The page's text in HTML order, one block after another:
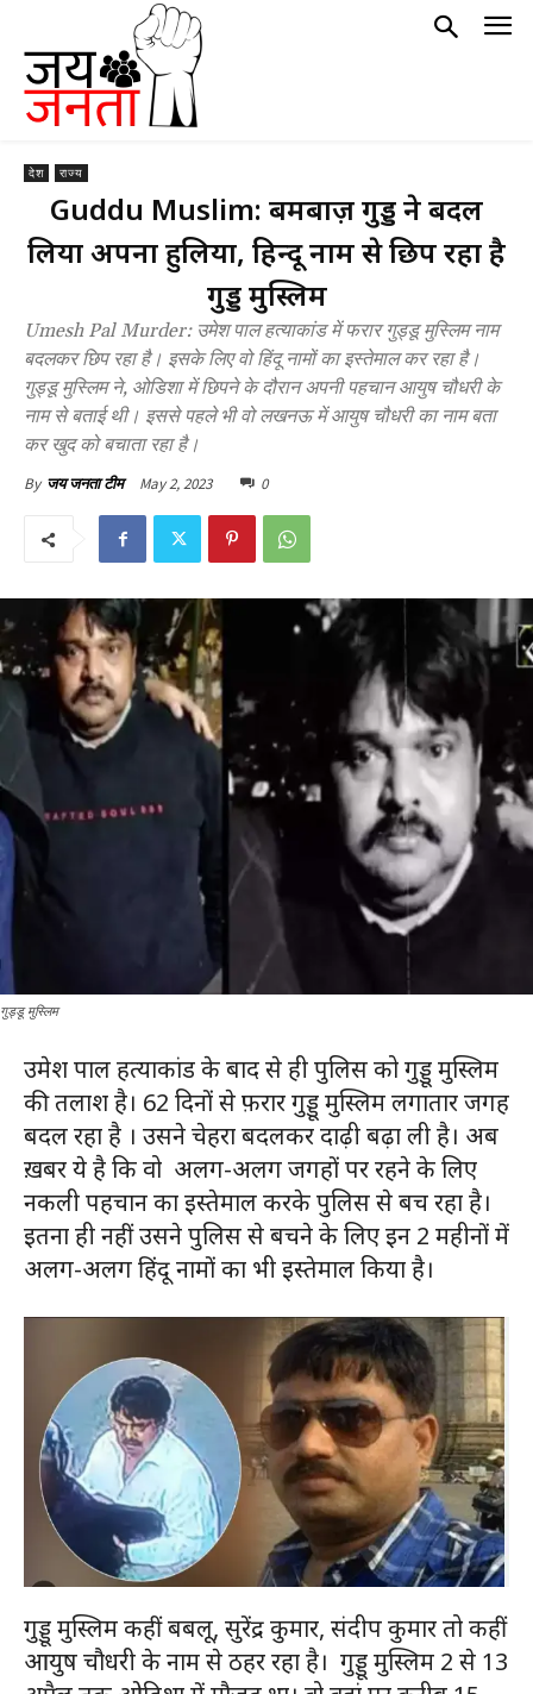
देश राज्य
Guddu Muslim: बमबाज़ गुड्डू ने बदल
लिया अपना हुलिया, हिन्दू नाम से छिप रहा है
गुड्डू मुस्लिम
Umesh Pal Murder: उमेश पाल हत्याकांड में फरार गुड्डू मुस्लिम नाम
बदलकर छिप रहा है। इसके लिए वो हिंदू नामों का इस्तेमाल कर रहा है।
गुड्डू मुस्लिम ने, ओडिशा में छिपने के दौरान अपनी पहचान आयुष चौधरी के
नाम से बताई थी। इससे पहले भी वो लखनऊ में आयुष चौधरी का नाम बता
कर खुद को बचाता रहा है।
By जय जनता टीम May 2, 2023 0
गुड्डू मुस्लिम
उमेश पाल हत्याकांड के बाद से ही पुलिस को गुड्डू मुस्लिम
की तलाश है। 62 दिनों से फ़रार गुड्डू मुस्लिम लगातार जगह
बदल रहा है । उसने चेहरा बदलकर दाढ़ी बढ़ा ली है। अब
ख़बर ये है कि वो अलग-अलग जगहों पर रहने के लिए
नकली पहचान का इस्तेमाल करके पुलिस से बच रहा है।
इतना ही नहीं उसने पुलिस से बचने के लिए इन 2 महीनों में
अलग-अलग हिंदू नामों का भी इस्तेमाल किया है।
गुड्डू मुस्लिम कहीं बबलू, सुरेंद्र कुमार, संदीप कुमार तो कहीं
आयुष चौधरी के नाम से ठहर रहा है। गुड्डू मुस्लिम 2 से 13